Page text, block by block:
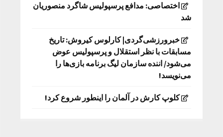
اختصاصی: مدافع پرسپولیس شاگرد منصوریان
شد
خبرورزشی‌گردی| کارلوس کیروش: تاریخ
مسابقات با نظر استقلال و پرسپولیس عوض
می‌شود/ اننده سازمان لیگ برنامه بازی‌ها را
می‌نویسد!
کلوپ کارش در آلمان را اینطور شروع کرد!